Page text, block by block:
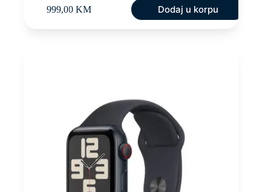
999,00 KM Dodaj u korpu